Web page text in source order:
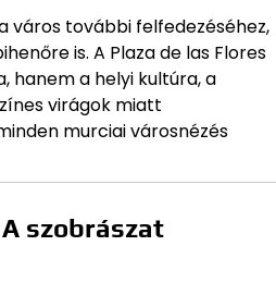
város további felfedezéséhez,
is. A Plaza de las Flores
hanem a helyi kultúra, a
virágok miatt
murciai városnézés
szobrászat